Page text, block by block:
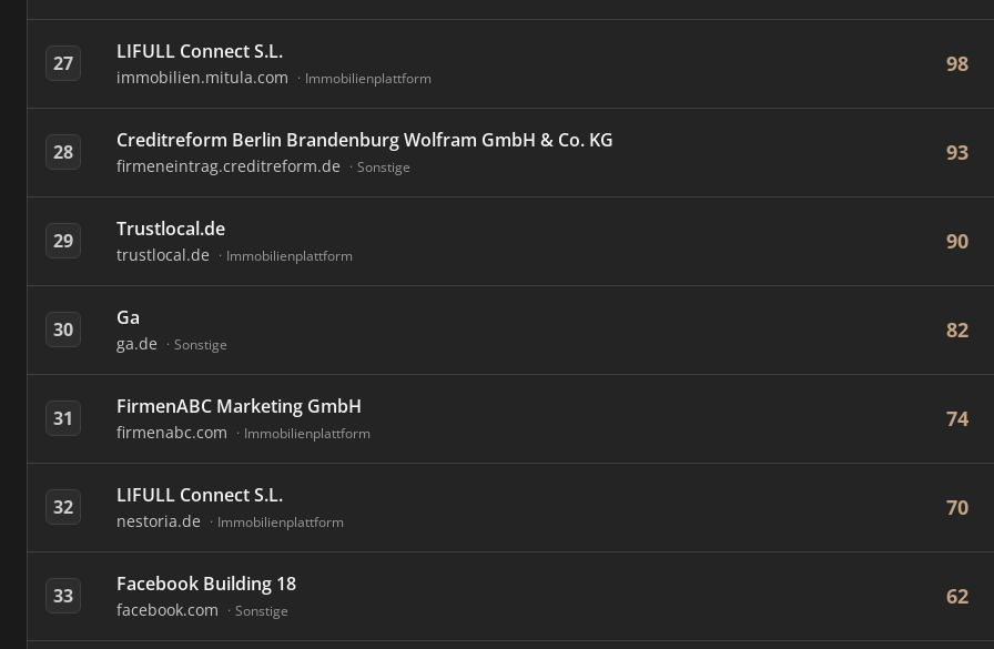
27 LIFULL Connect S.L.
immobilien.mitula.com Immobilienplattform
98
28 Creditreform Berlin Brandenburg Wolfram GmbH & Co. KG
firmeneintrag.creditreform.de Sonstige
93
29 Trustlocal.de
trustlocal.de Immobilienplattform
90
30 Ga
ga.de Sonstige
82
31 FirmenABC Marketing GmbH
firmenabc.com Immobilienplattform
74
32 LIFULL Connect S.L.
nestoria.de Immobilienplattform
70
33 Facebook Building 18
facebook.com Sonstige
62